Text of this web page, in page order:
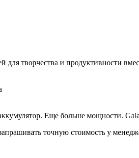
для творчества и продуктивности
Еще больше мощности.
точную стоимость у